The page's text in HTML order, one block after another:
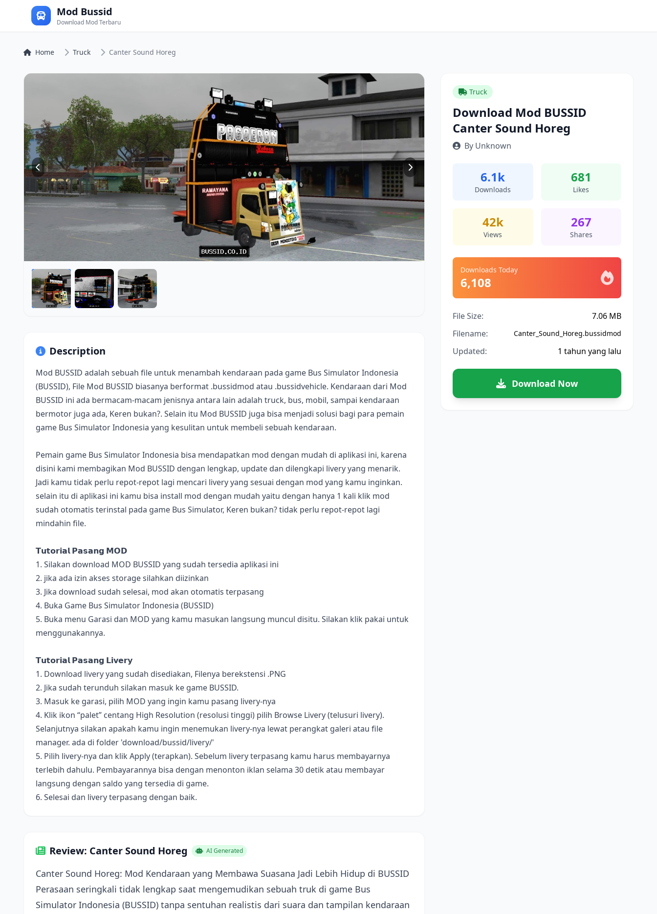
Mod Bussid
Download Mod Terbaru
Home Truck Canter Sound Horeg
Description
Mod BUSSID adalah sebuah file untuk menambah kendaraan pada game Bus Simulator Indonesia
(BUSSID), File Mod BUSSID biasanya berformat .bussidmod atau .bussidvehicle. Kendaraan dari Mod
BUSSID ini ada bermacam-macam jenisnya antara lain adalah truck, bus, mobil, sampai kendaraan
bermotor juga ada, Keren bukan?. Selain itu Mod BUSSID juga bisa menjadi solusi bagi para pemain
game Bus Simulator Indonesia yang kesulitan untuk membeli sebuah kendaraan.
Pemain game Bus Simulator Indonesia bisa mendapatkan mod dengan mudah di aplikasi ini, karena
disini kami membagikan Mod BUSSID dengan lengkap, update dan dilengkapi livery yang menarik.
Jadi kamu tidak perlu repot-repot lagi mencari livery yang sesuai dengan mod yang kamu inginkan.
selain itu di aplikasi ini kamu bisa install mod dengan mudah yaitu dengan hanya 1 kali klik mod
sudah otomatis terinstal pada game Bus Simulator, Keren bukan? tidak perlu repot-repot lagi
mindahin file.
𝗧𝘂𝘁𝗼𝗿𝗶𝗮𝗹 𝗣𝗮𝘀𝗮𝗻𝗴 𝗠𝗢𝗗
1. Silakan download MOD BUSSID yang sudah tersedia aplikasi ini
2. jika ada izin akses storage silahkan diizinkan
3. Jika download sudah selesai, mod akan otomatis terpasang
4. Buka Game Bus Simulator Indonesia (BUSSID)
5. Buka menu Garasi dan MOD yang kamu masukan langsung muncul disitu. Silakan klik pakai untuk
menggunakannya.
𝗧𝘂𝘁𝗼𝗿𝗶𝗮𝗹 𝗣𝗮𝘀𝗮𝗻𝗴 𝗟𝗶𝘃𝗲𝗿𝘆
1. Download livery yang sudah disediakan, Filenya berekstensi .PNG
2. Jika sudah terunduh silakan masuk ke game BUSSID.
3. Masuk ke garasi, pilih MOD yang ingin kamu pasang livery-nya
4. Klik ikon “palet” centang High Resolution (resolusi tinggi) pilih Browse Livery (telusuri livery).
Selanjutnya silakan apakah kamu ingin menemukan livery-nya lewat perangkat galeri atau file
manager. ada di folder 'download/bussid/livery/'
5. Pilih livery-nya dan klik Apply (terapkan). Sebelum livery terpasang kamu harus membayarnya
terlebih dahulu. Pembayarannya bisa dengan menonton iklan selama 30 detik atau membayar
langsung dengan saldo yang tersedia di game.
6. Selesai dan livery terpasang dengan baik.
Review: Canter Sound Horeg AI Generated
Canter Sound Horeg: Mod Kendaraan yang Membawa Suasana Jadi Lebih Hidup di BUSSID
Perasaan seringkali tidak lengkap saat mengemudikan sebuah truk di game Bus
Simulator Indonesia (BUSSID) tanpa sentuhan realistis dari suara dan tampilan kendaraan
Truck
Download Mod BUSSID
Canter Sound Horeg
By Unknown
6.1k
Downloads
681
Likes
42k
Views
267
Shares
Downloads Today
6,108
File Size:
7.06 MB
Filename:
Canter_Sound_Horeg.bussidmod
Updated: 1 tahun yang lalu
Download Now